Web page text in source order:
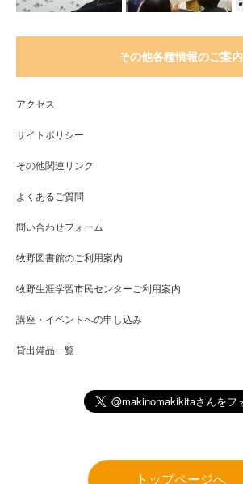
その他各種情報のご案内
アクセス
サイトポリシー
その他関連リンク
よくあるご質問
問い合わせフォーム
牧野図書館のご利用案内
牧野生涯学習市民センターご利用案内
講座・イベントへの申し込み
貸出備品一覧
トップページへ